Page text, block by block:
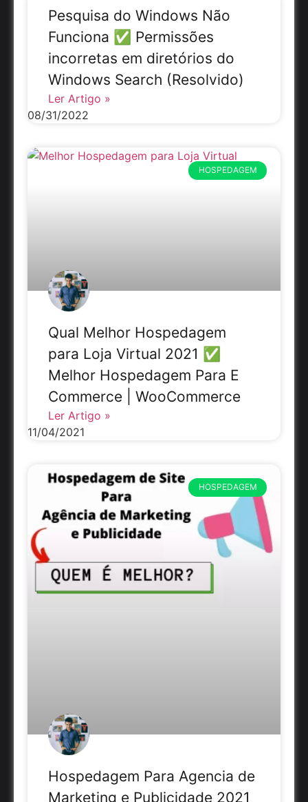
Pesquisa do Windows Não
Funciona ✅ Permissões
incorretas em diretórios do
Windows Search (Resolvido)
Ler Artigo »
08/31/2022
HOSPEDAGEM
Qual Melhor Hospedagem
para Loja Virtual 2021 ✅
Melhor Hospedagem Para E
Commerce | WooCommerce
Ler Artigo »
11/04/2021
HOSPEDAGEM
Hospedagem Para Agencia de
Marketing e Publicidade 2021